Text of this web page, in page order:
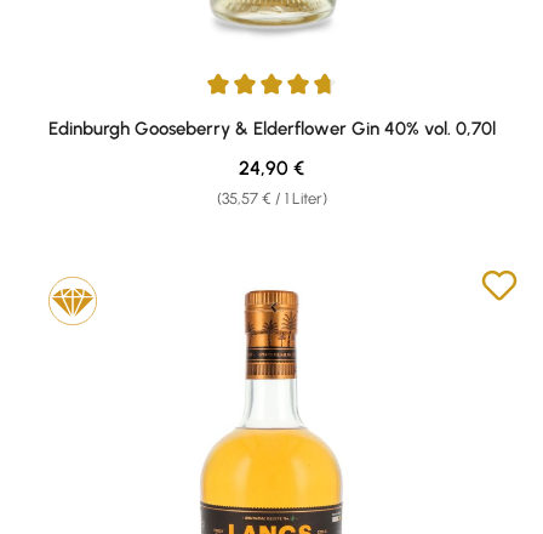
Durchschnittliche Bewertung von 4.75 von 5 Sternen
Edinburgh Gooseberry & Elderflower Gin 40% vol. 0,70l
(35,57 € / 1 Liter)
Regulärer Preis:
24,90 €